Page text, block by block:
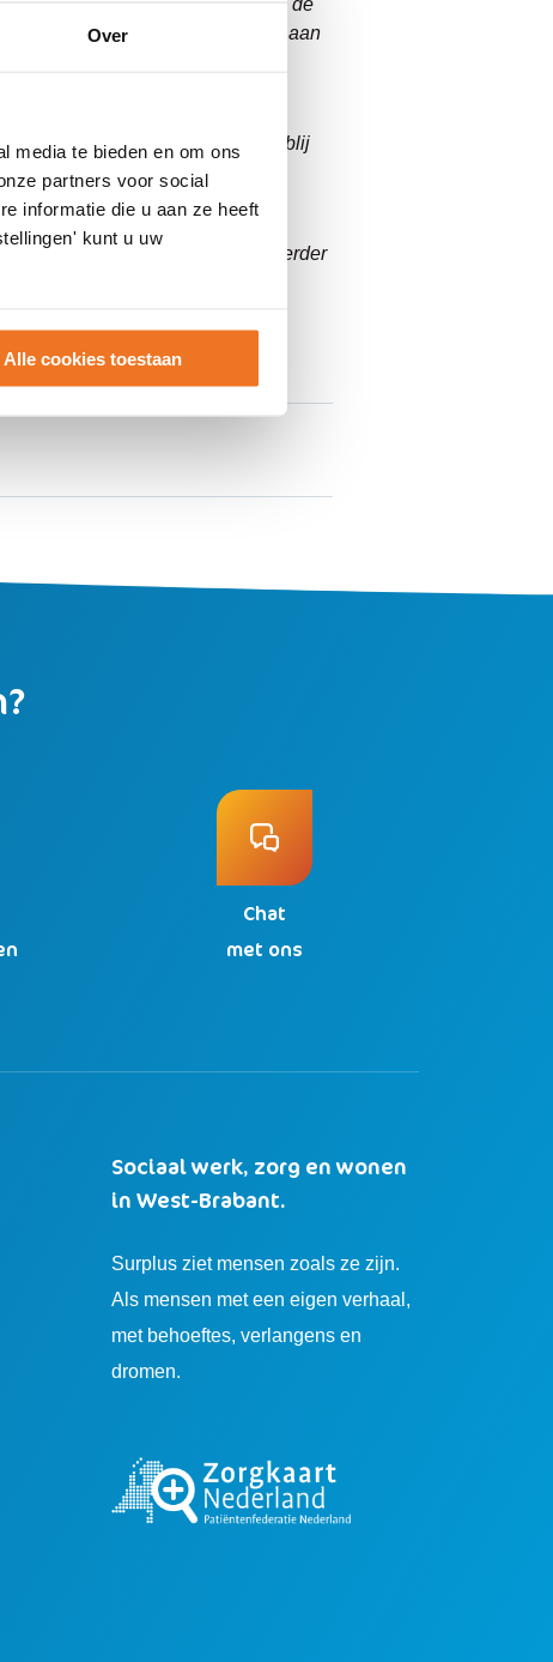
Over
media te bieden en om ons
partners voor social
informatie die u aan ze heeft
kunt u uw
Alle cookies toestaan
te benutten en te versterken. In de
een bijdrage mag gaan leveren aan
werk en zorg. Ik ben dan ook blij
samen met Anthonie Surplus verder
Chat
met ons
Sociaal werk, zorg en wonen
in West-Brabant.
Surplus ziet mensen zoals ze zijn.
Als mensen met een eigen verhaal,
met behoeftes, verlangens en
dromen.